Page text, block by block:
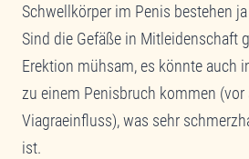
Schwellkörper im Penis bestehen
Sind die Gefäße in Mitleidenschaft
Erektion mühsam, es könnte auch
zu einem Penisbruch kommen
Viagraeinfluss), was sehr
ist.